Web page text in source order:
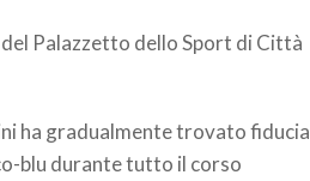
Palazzetto dello Sport di Città
ha gradualmente trovato fiducia
blu durante tutto il corso